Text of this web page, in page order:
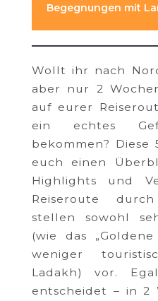
Begegnungen mit
Wollt ihr nach
aber nur 2
auf eurer
ein echtes
bekommen? Diese
euch einen
Highlights und
Reiseroute
stellen sowohl
(wie das
weniger
Ladakh) vor.
entscheidet – in 2